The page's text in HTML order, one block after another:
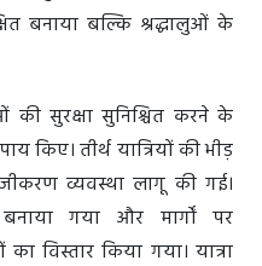
बनाया बल्कि श्रद्धालुओं के
की सुरक्षा सुनिश्चित करने के
किए। तीर्थ यात्रियों की भीड़
व्यवस्था लागू की गई।
गया और मार्गों पर
विस्तार किया गया। यात्रा